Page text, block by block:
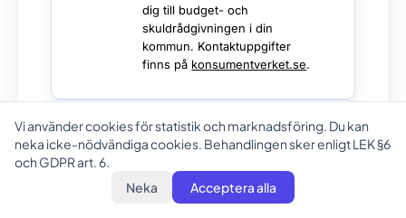
Vi använder cookies för statistik och marknadsföring. Du kan
neka icke-nödvändiga cookies. Behandlingen sker enligt LEK §6
och GDPR art. 6.
Neka
Acceptera alla
dig till budget- och
skuldrådgivningen i din
kommun. Kontaktuppgifter
finns på konsumentverket.se.
Sponsoreret